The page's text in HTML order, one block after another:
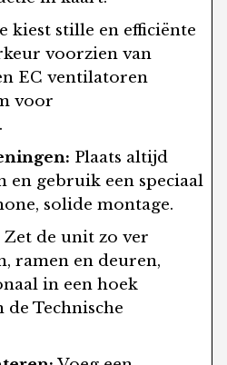
kiest stille en efficiënte
voorzien van
EC ventilatoren
voor
Plaats altijd
gebruik een speciaal
solide montage.
Zet de unit zo ver
ramen en deuren,
in een hoek
de Technische